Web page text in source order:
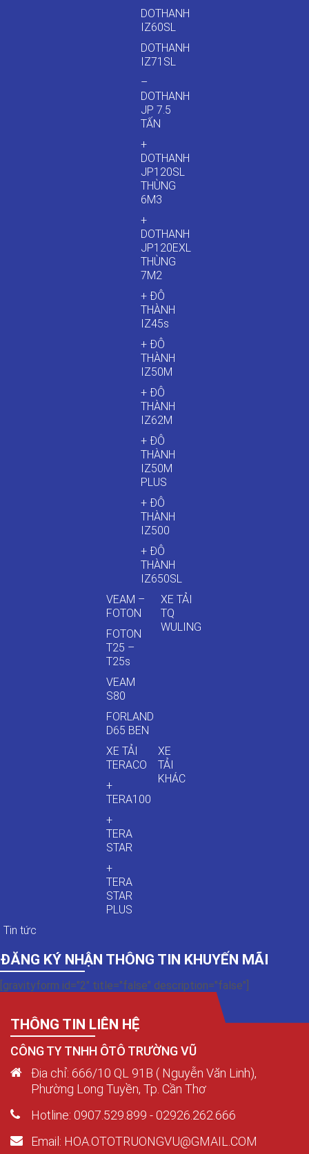
DOTHANH
IZ60SL
DOTHANH
IZ71SL
–
DOTHANH
JP 7.5
TẤN
+
DOTHANH
JP120SL
THÙNG
6M3
+
DOTHANH
JP120EXL
THÙNG
7M2
+ ĐÔ
THÀNH
IZ45s
+ ĐÔ
THÀNH
IZ50M
+ ĐÔ
THÀNH
IZ62M
+ ĐÔ
THÀNH
IZ50M
PLUS
+ ĐÔ
THÀNH
IZ500
+ ĐÔ
THÀNH
IZ650SL
VEAM –
FOTON
FOTON
T25 –
T25s
VEAM
S80
FORLAND
D65 BEN
XE TẢI
TQ
WULING
XE TẢI
TERACO
+
TERA100
+
TERA
STAR
+
TERA
STAR
PLUS
XE
TẢI
KHÁC
Tin tức
ĐĂNG KÝ NHẬN THÔNG TIN KHUYẾN MÃI
[gravityform id="2" title="false" description="false"]
THÔNG TIN LIÊN HỆ
CÔNG TY TNHH ÔTÔ TRƯỜNG VŨ
Địa chỉ: 666/10 QL 91B ( Nguyễn Văn Linh),
Phường Long Tuyền, Tp. Cần Thơ
Hotline: 0907.529.899 - 02926.262.666
Email: HOA.OTOTRUONGVU@GMAIL.COM